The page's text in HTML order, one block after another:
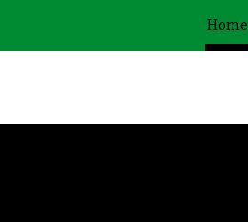
Home